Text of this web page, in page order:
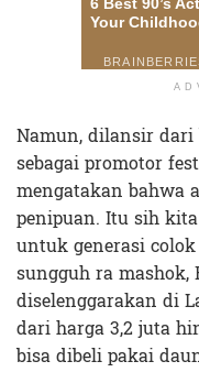
Namun, dilansir dari
sebagai promotor
mengatakan bahwa
penipuan. Itu sih
untuk generasi
sungguh ra
diselenggarakan di
dari harga 3,2 juta
bisa dibeli pakai